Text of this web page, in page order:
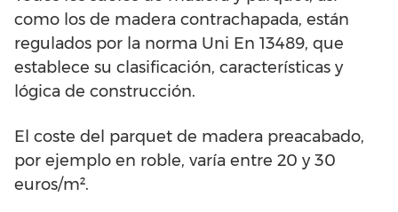
como los de madera contrachapada, están
regulados por la norma Uni En 13489, que
establece su clasificación, características y
lógica de construcción.
El coste del parquet de madera preacabado,
por ejemplo en roble, varía entre 20 y 30
euros/m².